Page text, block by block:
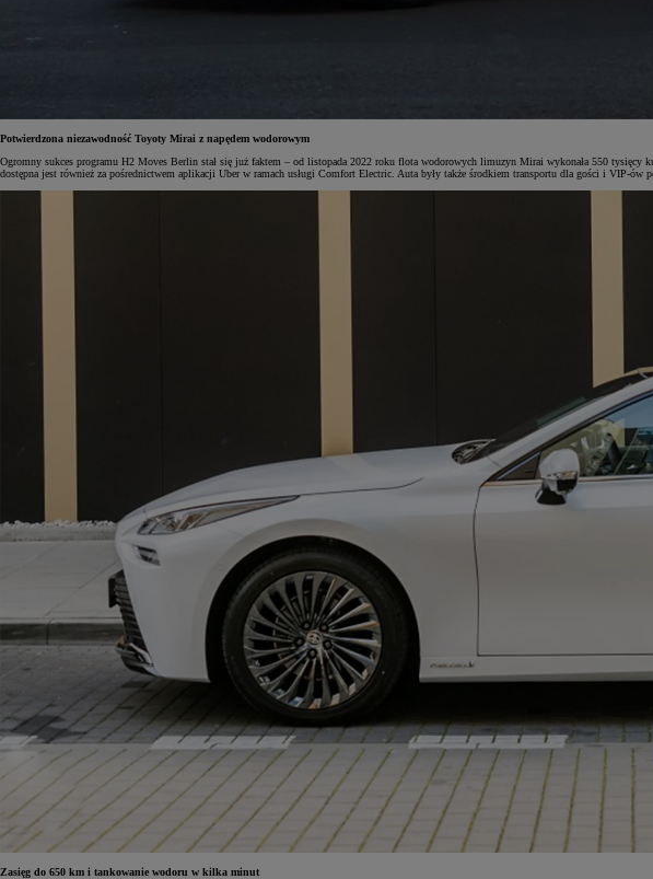
Potwierdzona niezawodność Toyoty Mirai z napędem wodorowym
Ogromny sukces programu H2 Moves Berlin stał się już faktem – od listopada 2022 roku flota wodorowych limuzyn Mirai wykonała 550
dostępna jest również za pośrednictwem aplikacji Uber w ramach usługi Comfort Electric. Auta były także środkiem transportu dla gości i VIP-
Zasięg do 650 km i tankowanie wodoru w kilka minut